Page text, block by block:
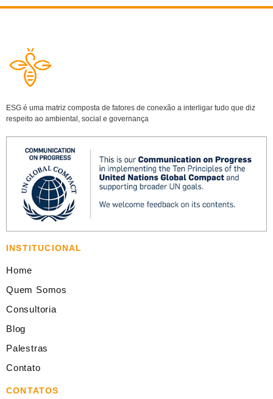
ESG é uma matriz composta de fatores de conexão a interligar tudo que diz
respeito ao ambiental, social e governança
INSTITUCIONAL
Home
Quem Somos
Consultoria
Blog
Palestras
Contato
CONTATOS